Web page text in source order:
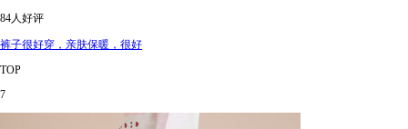
84人好评
裤子很好穿，亲肤保暖，很好
TOP
7